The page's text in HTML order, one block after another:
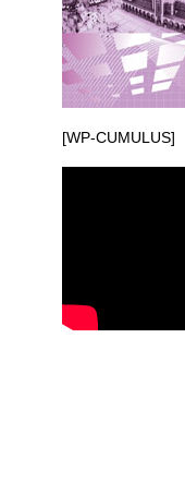
[WP-CUMULUS]